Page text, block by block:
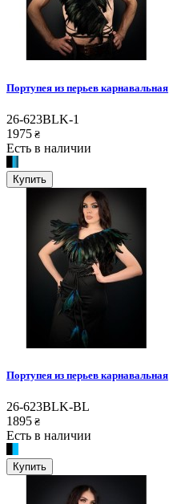
Портупея из перьев карнавальная
26-623BLK-1
1975 ₴
Есть в наличии
Купить
Портупея из перьев карнавальная
26-623BLK-BL
1895 ₴
Есть в наличии
Купить